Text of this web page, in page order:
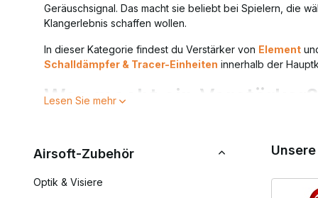
Geräuschsignal. Das macht sie beliebt bei Spielern, die
Klangerlebnis schaffen wollen.
In dieser Kategorie findest du Verstärker von Element
Schalldämpfer & Tracer-Einheiten innerhalb der
Was macht ein Verstärker?
Verstärkt und lenkt das Schussgeräusch nach vorne
Lesen Sie mehr
Airsoft-Zubehör
Optik & Visiere